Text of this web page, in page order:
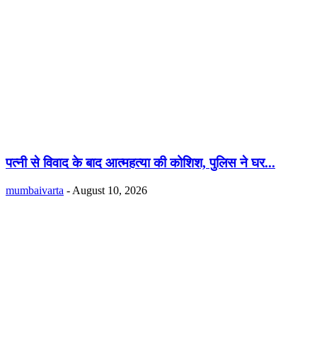
पत्नी से विवाद के बाद आत्महत्या की कोशिश, पुलिस ने घर...
mumbaivarta - August 10, 2026